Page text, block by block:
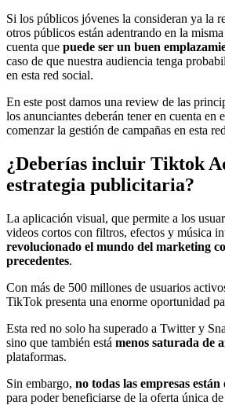
Si los públicos jóvenes la consideran ya la
otros públicos están adentrando en la
cuenta que puede ser un buen
caso de que nuestra audiencia tenga
en esta red social.
En este post damos una review de las
los anunciantes deberán tener en cuenta en
comenzar la gestión de campañas en esta
¿Deberías incluir Tiktok
estrategia publicitaria?
La aplicación visual, que permite a los
videos cortos con filtros, efectos y música
revolucionado el mundo del marketing
precedentes.
Con más de 500 millones de usuarios
TikTok presenta una enorme oportunidad
Esta red no solo ha superado a Twitter y
sino que también está menos saturada de
plataformas.
Sin embargo, no todas las empresas
para poder beneficiarse de la oferta única